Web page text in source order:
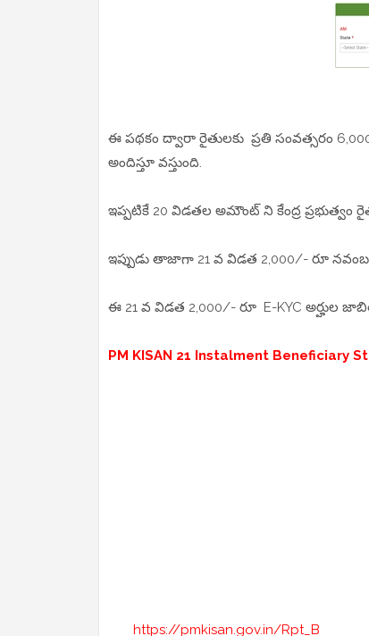
ఈ పథకం ద్వారా రైతులకు ప్రతి సంవత్సరం
అందిస్తూ వస్తుంది.
ఇప్పటికే 20 విడతల అమౌంట్ ని కేంద్ర ప్రభుత్వం
ఇప్పుడు తాజాగా 21 వ విడత 2,000/- రూ
ఈ 21 వ విడత 2,000/- రూ E-KYC అర్హుల
PM KISAN 21 Instalment Beneficiary
https://pmkisan.gov.in/Rpt_B